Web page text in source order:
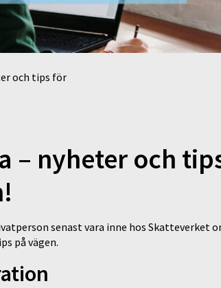
och tips för
– nyheter och
senast vara inne hos Skatteverket
på vägen.